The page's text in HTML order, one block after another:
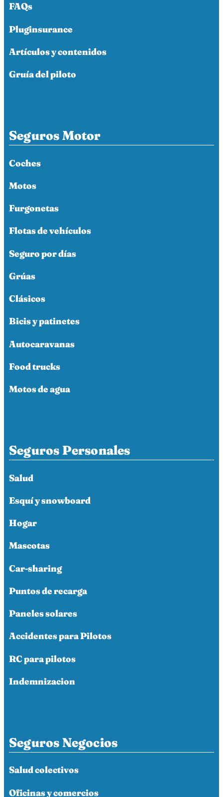
FAQs
Pluginsurance
Artículos y contenidos
Gruía del piloto
Seguros Motor
Coches
Motos
Furgonetas
Flotas de vehículos
Seguro por días
Grúas
Clásicos
Bicis y patinetes
Autocaravanas
Food trucks
Motos de agua
Seguros Personales
Salud
Esquí y snowboard
Hogar
Mascotas
Car-sharing
Puntos de recarga
Paneles solares
Accidentes para Pilotos
RC para pilotos
Indemnizacion
Seguros Negocios
Salud colectivos
Oficinas y comercios